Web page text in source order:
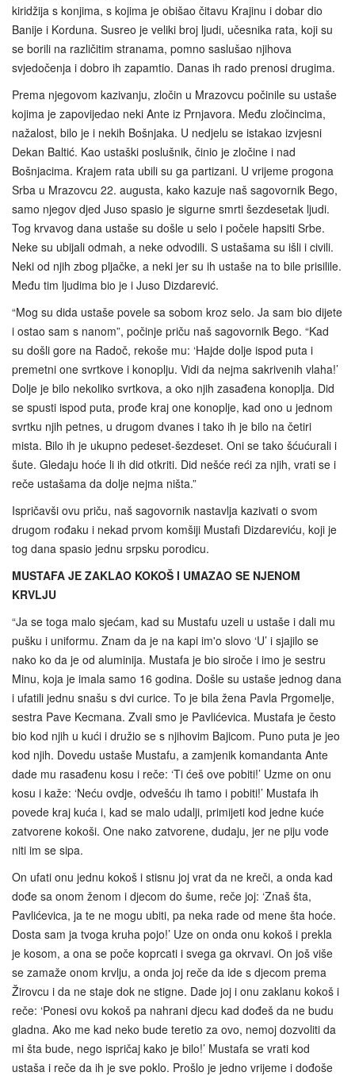
kiridžija s konjima, s kojima je obišao čitavu Krajinu i dobar dio
Banije i Korduna. Susreo je veliki broj ljudi, učesnika rata, koji su
se borili na različitim stranama, pomno saslušao njihova
svjedočenja i dobro ih zapamtio. Danas ih rado prenosi drugima.
Prema njegovom kazivanju, zločin u Mrazovcu počinile su ustaše
kojima je zapovijedao neki Ante iz Prnjavora. Među zločincima,
nažalost, bilo je i nekih Bošnjaka. U nedjelu se istakao izvjesni
Dekan Baltić. Kao ustaški poslušnik, činio je zločine i nad
Bošnjacima. Krajem rata ubili su ga partizani. U vrijeme progona
Srba u Mrazovcu 22. augusta, kako kazuje naš sagovornik Bego,
samo njegov djed Juso spasio je sigurne smrti šezdesetak ljudi.
Tog krvavog dana ustaše su došle u selo i počele hapsiti Srbe.
Neke su ubijali odmah, a neke odvodili. S ustašama su išli i civili.
Neki od njih zbog pljačke, a neki jer su ih ustaše na to bile prisilile.
Među tim ljudima bio je i Juso Dizdarević.
“Mog su dida ustaše povele sa sobom kroz selo. Ja sam bio dijete
i ostao sam s nanom”, počinje priču naš sagovornik Bego. “Kad
su došli gore na Radoč, rekoše mu: ‘Hajde dolje ispod puta i
premetni one svrtkove i konoplju. Vidi da nejma sakrivenih vlaha!’
Dolje je bilo nekoliko svrtkova, a oko njih zasađena konoplja. Did
se spusti ispod puta, prođe kraj one konoplje, kad ono u jednom
svrtku njih petnes, u drugom dvanes i tako ih je bilo na četiri
mista. Bilo ih je ukupno pedeset-šezdeset. Oni se tako šćućurali i
šute. Gledaju hoće li ih did otkriti. Did nešće reći za njih, vrati se i
reče ustašama da dolje nejma ništa.”
Ispričavši ovu priču, naš sagovornik nastavlja kazivati o svom
drugom rođaku i nekad prvom komšiji Mustafi Dizdareviću, koji je
tog dana spasio jednu srpsku porodicu.
MUSTAFA JE ZAKLAO KOKOŠ I UMAZAO SE NJENOM
KRVLJU
“Ja se toga malo sjećam, kad su Mustafu uzeli u ustaše i dali mu
pušku i uniformu. Znam da je na kapi im'o slovo ‘U’ i sjajilo se
nako ko da je od aluminija. Mustafa je bio siroče i imo je sestru
Minu, koja je imala samo 16 godina. Došle su ustaše jednog dana
i ufatili jednu snašu s dvi curice. To je bila žena Pavla Prgomelje,
sestra Pave Kecmana. Zvali smo je Pavlićevica. Mustafa je često
bio kod njih u kući i družio se s njihovim Bajicom. Puno puta je jeo
kod njih. Dovedu ustaše Mustafu, a zamjenik komandanta Ante
dade mu rasađenu kosu i reče: ‘Ti ćeš ove pobiti!’ Uzme on onu
kosu i kaže: ‘Neću ovdje, odvešću ih tamo i pobiti!’ Mustafa ih
povede kraj kuća i, kad se malo udalji, primijeti kod jedne kuće
zatvorene kokoši. One nako zatvorene, dudaju, jer ne piju vode
niti im se sipa.
On ufati onu jednu kokoš i stisnu joj vrat da ne kreči, a onda kad
dođe sa onom ženom i djecom do šume, reče joj: ‘Znaš šta,
Pavlićevica, ja te ne mogu ubiti, pa neka rade od mene šta hoće.
Dosta sam ja tvoga kruha pojo!’ Uze on onda onu kokoš i prekla
je kosom, a ona se poče koprcati i svega ga okrvavi. On još više
se zamaže onom krvlju, a onda joj reče da ide s djecom prema
Žirovcu i da ne staje dok ne stigne. Dade joj i onu zaklanu kokoš i
reče: ‘Ponesi ovu kokoš pa nahrani djecu kad dođeš da ne budu
gladna. Ako me kad neko bude teretio za ovo, nemoj dozvoliti da
mi šta bude, nego ispričaj kako je bilo!’ Mustafa se vrati kod
ustaša i reče da ih je sve poklo. Prošlo je jedno vrijeme i dođoše